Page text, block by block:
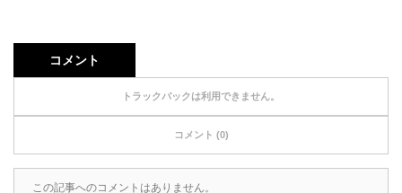
コメント
トラックバックは利用できません。
コメント (0)
この記事へのコメントはありません。